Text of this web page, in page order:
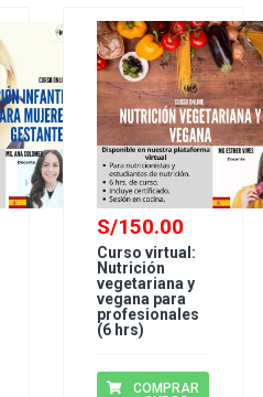
S/150.00
Curso virtual:
Nutrición
vegetariana y
vegana para
profesionales
(6 hrs)
COMPRAR